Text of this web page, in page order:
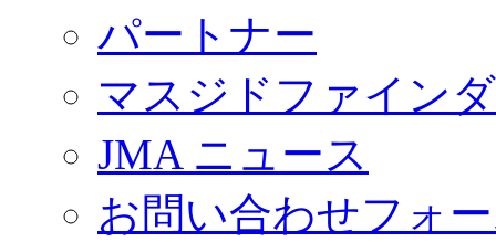
パートナー
マスジドファイン
JMA ニュース
お問い合わせフォ